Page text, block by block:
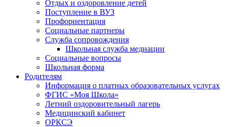
Отдых и оздоровление детей
Поступление в ВУЗ
Профориентация
Социальные партнеры
Служба сопровождения
Школьная служба медиации
Социальные вопросы
Школьная форма
Родителям
Информация о платных образовательных услугах
ФГИС «Моя Школа»
Летний оздоровительный лагерь
Медицинский кабинет
ОРКСЭ